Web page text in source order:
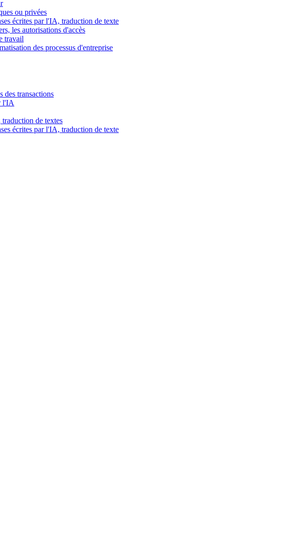
ou privées
écrites par l'IA, traduction de texte
les autorisations d'accès
travail
des processus d'entreprise
des transactions
l'IA
de textes
écrites par l'IA, traduction de texte